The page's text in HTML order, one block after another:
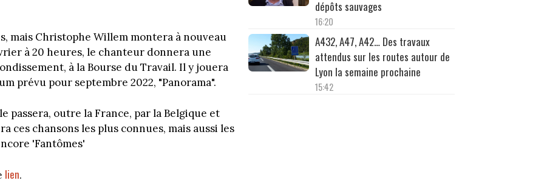
mais Christophe Willem montera à nouveau
à 20 heures, le chanteur donnera une
à la Bourse du Travail. Il y jouera
prévu pour septembre 2022, "Panorama".
passera, outre la France, par la Belgique et
ces chansons les plus connues, mais aussi les
'Fantômes'
lien.
dépôts sauvages
16:20
A432, A47, A42… Des travaux
attendus sur les routes autour de
Lyon la semaine prochaine
15:42